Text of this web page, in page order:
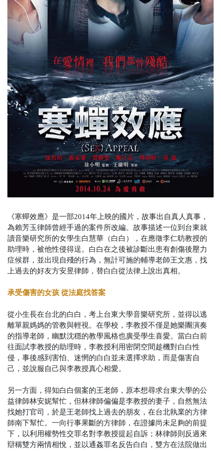
《寒蟬效應》是一部2014年上映的國片，故事出自真人真事，
為賴芳玉律師曾經手過的案件所改編。故事描述一位到台東就
讀音樂研究所的女學生白慧華（白白），在應徵李仁昉教授的
助理時，被他性侵得逞。白白在之後被診斷出患有創傷後壓力
症候群，並出現自殘的行為，無計可施的輔導老師王文惠，找
上過去的好友方安昱律師，替白白從法律上說出真相。
承受傷害的女孩 從法庭找答案
從小生長在台北的白白，考上台東大學音樂研究所，並得以逃
離單親媽媽的管教與輕視。在學校，李教授不僅是她樂團演奏
的指導老師，幽默沈穩的教學風格也廣受學生喜愛。當白白前
往面試李教授的助理時，李教授利用密閉空間趁機對白白性
侵，事後感到害怕、迷惘的白白並未選擇求助，而是傷害自
己，並說服自己與李教授真心相愛。
另一方面，得知白白個案的王老師，原本想尋求台東大學的公
益律師林安妮幫忙，但林律師偏偏是李教授的妻子，自然無法
找她打官司，於是王老師找上過去的朋友，在台北執業的方律
師南下幫忙。一向行事果斷的方律師，在證據尚未足夠的前提
下，以利用權勢性交罪名對李教授提起自訴；林律師則反過來
辯稱雙方兩情相悅，並以通姦罪名反告白白，雙方在法院做出